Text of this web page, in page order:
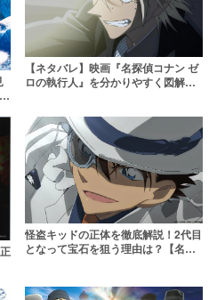
【ネタバレ】映画『名探偵コナン ゼ
ロの執行人』を分かりやすく図解解
怪盗キッドの正体を徹底解説！2代目
となって宝石を狙う理由は？【名探